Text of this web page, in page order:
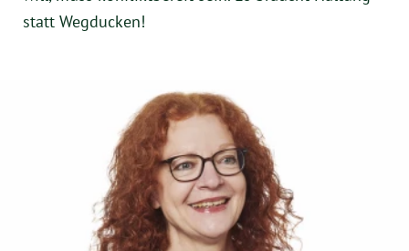
statt Wegducken!